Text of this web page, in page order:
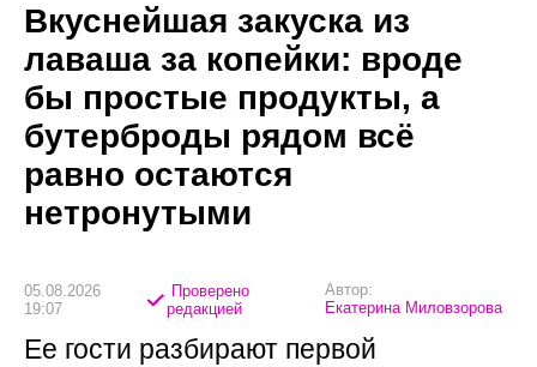
Вкуснейшая закуска из
лаваша за копейки: вроде
бы простые продукты, а
бутерброды рядом всё
равно остаются
нетронутыми
05.08.2026
19:07
Проверено
редакцией
Автор:
Екатерина Миловзорова
Ее гости разбирают первой